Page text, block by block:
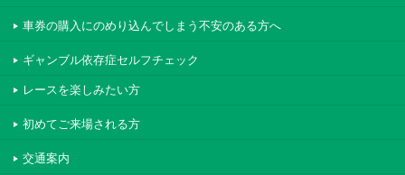
車券の購入にのめり込んでしまう不安のある方へ
ギャンブル依存症セルフチェック
レースを楽しみたい方
初めてご来場される方
交通案内